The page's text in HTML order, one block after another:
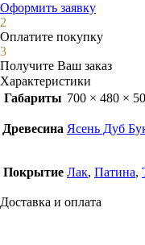
Оформить заявку
2
Оплатите покупку
3
Получите Ваш заказ
Характеристики
Габариты 700 × 480 ×
Древесина Ясень Дуб
Покрытие Лак, Патина,
Доставка и оплата